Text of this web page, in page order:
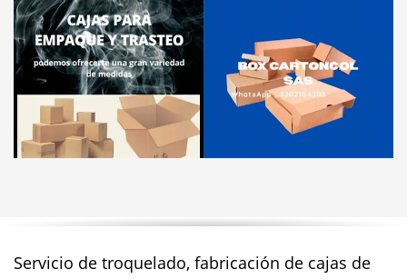
Servicio de troquelado, fabricación de cajas de